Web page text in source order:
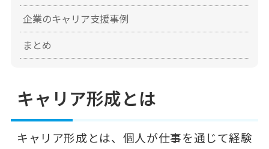
企業のキャリア支援事例
まとめ
キャリア形成とは
キャリア形成とは、個人が仕事を通じて経験